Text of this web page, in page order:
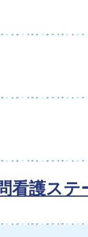
看護ステ